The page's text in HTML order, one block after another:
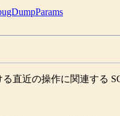
直近の操作に関連する